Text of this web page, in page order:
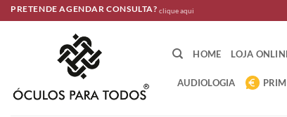
Skip
to
PRETENDE AGENDAR CONSULTA?clique aqui
HOME LOJA
AUDIOLOGIA